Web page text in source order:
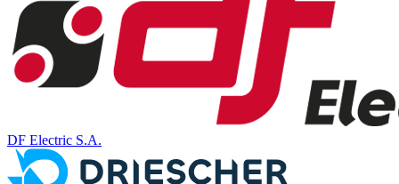
DF Electric S.A.